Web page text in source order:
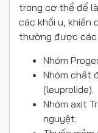
trong cơ thể để
các khối u, khiến
thường được các
Nhóm
Nhóm chất
(leuprolide).
Nhóm axit
nguyệt.